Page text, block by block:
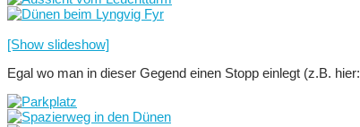
[Show slideshow]
Egal wo man in dieser Gegend einen Stopp einlegt (z.B. hier: